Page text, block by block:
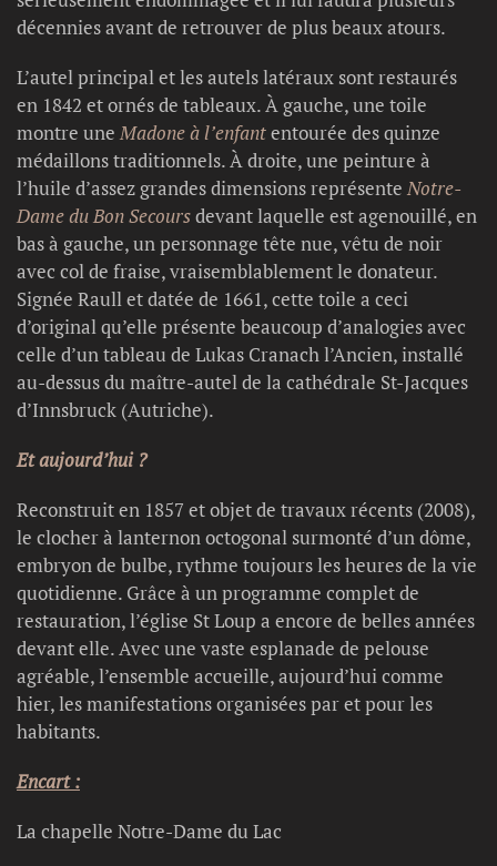
décennies avant de retrouver de plus beaux atours.
L’autel principal et les autels latéraux sont restaurés
en 1842 et ornés de tableaux. À gauche, une toile
montre uneMadone à l’enfantentourée des quinze
médaillons traditionnels. À droite, une peinture à
l’huile d’assez grandes dimensions représenteNotre-
Dame du Bon Secoursdevant laquelle est agenouillé, en
bas à gauche, un personnage tête nue, vêtu de noir
avec col de fraise, vraisemblablement le donateur.
Signée Raull et datée de 1661, cette toile a ceci
d’original qu’elle présente beaucoup d’analogies avec
celle d’un tableau de Lukas Cranach l’Ancien, installé
au-dessus du maître-autel de la cathédrale St-Jacques
d’Innsbruck (Autriche).
Et aujourd’hui ?
Reconstruit en 1857 et objet de travaux récents (2008),
le clocher à lanternon octogonal surmonté d’un dôme,
embryon de bulbe, rythme toujours les heures de la vie
quotidienne. Grâce à un programme complet de
restauration, l’église St Loup a encore de belles années
devant elle. Avec une vaste esplanade de pelouse
agréable, l’ensemble accueille, aujourd’hui comme
hier, les manifestations organisées par et pour les
habitants.
Encart :
La chapelle Notre-Dame du Lac